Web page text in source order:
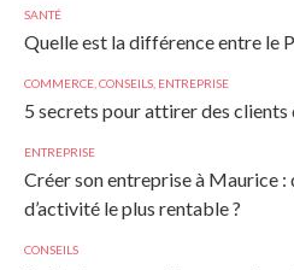
SANTÉ
Quelle est la différence entre le
COMMERCE CONSEILS ENTREPRISE
5 secrets pour attirer des clients
ENTREPRISE
Créer son entreprise à Maurice :
d’activité le plus rentable ?
CONSEILS